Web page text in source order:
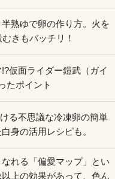
熟ゆで卵の作り方。火を
きもバッチリ！
仮面ライダー鎧武（ガイ
たポイント
る不思議な冷凍卵の簡単
身の活用レシピも。
れる「偏愛マップ」とい
上の効果があって、色ん